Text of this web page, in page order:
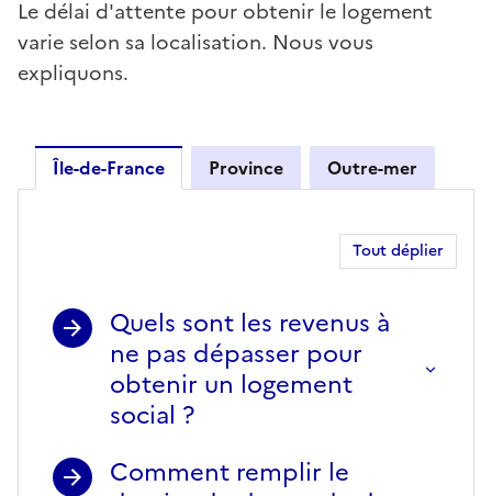
Le délai d'attente pour obtenir le logement
varie selon sa localisation. Nous vous
expliquons.
Île-de-France Province Outre-mer
Tout déplier
Quels sont les revenus à
ne pas dépasser pour
obtenir un logement
social ?
Comment remplir le